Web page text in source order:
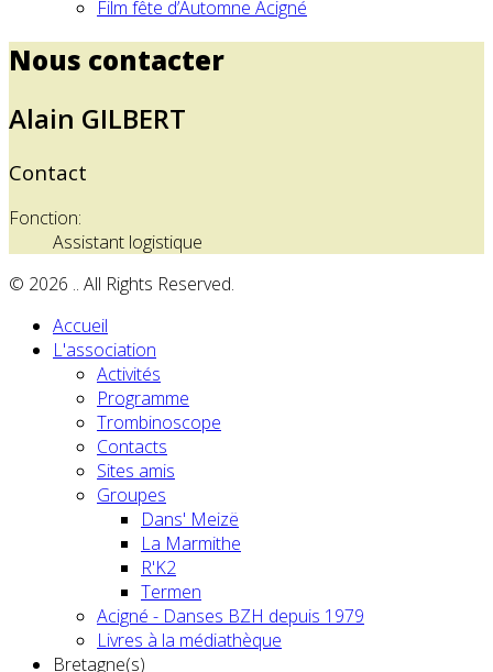
Film fête d’Automne Acigné
Nous contacter
Alain GILBERT
Contact
Fonction:
Assistant logistique
© 2026 .. All Rights Reserved.
Accueil
L'association
Activités
Programme
Trombinoscope
Contacts
Sites amis
Groupes
Dans' Meizë
La Marmithe
R'K2
Termen
Acigné - Danses BZH depuis 1979
Livres à la médiathèque
Bretagne(s)